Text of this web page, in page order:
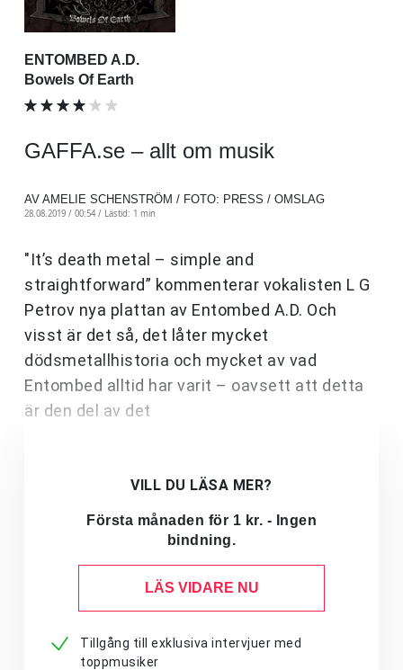
ENTOMBED A.D.
Bowels Of Earth
GAFFA.se – allt om musik
AV AMELIE SCHENSTRÖM / FOTO: PRESS / OMSLAG
28.08.2019 / 00:54 / Lästid: 1 min
"It’s death metal – simple and
straightforward” kommenterar vokalisten L G
Petrov nya plattan av Entombed A.D. Och
visst är det så, det låter mycket
dödsmetallhistoria och mycket av vad
Entombed alltid har varit – oavsett att detta
är den del av det
VILL DU LÄSA MER?
Första månaden för 1 kr. - Ingen
bindning.
LÄS VIDARE NU
Tillgång till exklusiva intervjuer med
toppmusiker